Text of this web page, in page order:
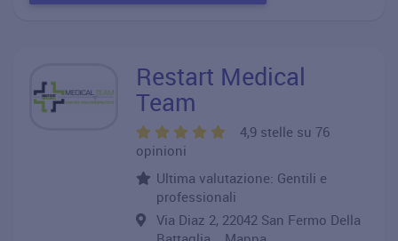
Restart Medical
Team
4,9 stelle su 76
opinioni
Ultima valutazione: Gentili e
professionali
Via Diaz 2, 22042 San Fermo Della